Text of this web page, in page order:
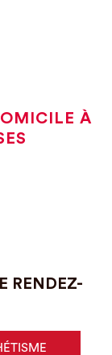
À
RENDEZ-